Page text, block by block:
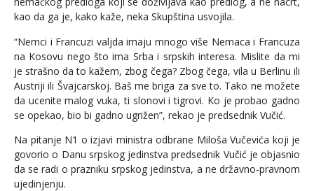
kao da ga je, kako kaže, neka Skupština usvojila.
“Nemci i Francuzi valjda imaju mnogo više Nemaca i Francuza
na Kosovu nego što ima Srba i srpskih interesa. Mislite da mi
je strašno da to kažem, zbog čega? Zbog čega, vila u Berlinu ili
Austriji ili Švajcarskoj. Baš me briga za sve to. Tako ne možete
da ucenite malog vuka, ti slonovi i tigrovi. Ko je probao gadno
se opekao, bio bi gadno ugrižen”, rekao je predsednik Vučić.
Na pitanje N1 o izjavi ministra odbrane Miloša Vučevića koji je
govorio o Danu srpskog jedinstva predsednik Vučić je objasnio
da se radi o prazniku srpskog jedinstva, a ne državno-pravnom
ujedinjenju.